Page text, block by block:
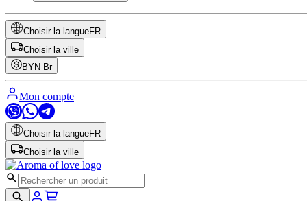
Choisir la langueFR
Choisir la ville
BYN Br
Mon compte
Choisir la langueFR
Choisir la ville